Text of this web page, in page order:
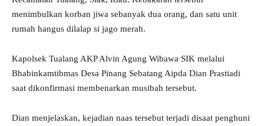
menimbulkan korban jiwa sebanyak dua orang, dan satu unit
rumah hangus dilalap si jago merah.
Kapolsek Tualang AKP Alvin Agung Wibawa SIK melalui
Bhabinkamtibmas Desa Pinang Sebatang Aipda Dian Prastiadi
saat dikonfirmasi membenarkan musibah tersebut.
Dian menjelaskan, kejadian naas tersebut terjadi disaat penghuni